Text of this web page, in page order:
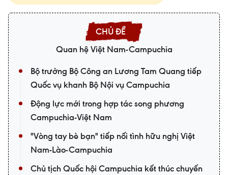
Quan hệ Việt Nam-Campuchia
Bộ trưởng Bộ Công an Lương Tam Quang tiếp
Quốc vụ khanh Bộ Nội vụ Campuchia
Động lực mới trong hợp tác song phương
Campuchia-Việt Nam
"Vòng tay bè bạn" tiếp nối tình hữu nghị Việt
Nam-Lào-Campuchia
Chủ tịch Quốc hội Campuchia kết thúc chuyến